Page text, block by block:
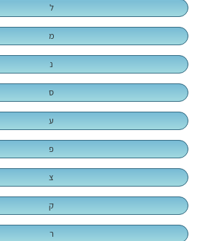
ל
מ
נ
ס
ע
פ
צ
ק
ר